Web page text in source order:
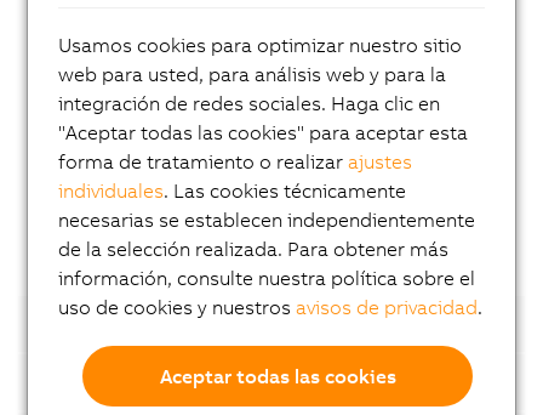
funcionamiento
Ventaja:Detección fiable, incluso con colores de
impresión de bajo contraste Ahorro de costes
gracias a la reducción de materiales y residuos
Posible gracias a:Integración completa de la
cámara en el sistema de control
Seguimiento del producto
Máquina etiquetadora
Usamos cookies para optimizar nuestro sitio
web para usted, para análisis web y para la
integración de redes sociales. Haga clic en
"Aceptar todas las cookies" para aceptar esta
forma de tratamiento o realizarajustes
individuales. Las cookies técnicamente
necesarias se establecen independientemente
de la selección realizada. Para obtener más
información, consulte nuestra política sobre el
uso de cookies y nuestrosavisos de privacidad.
Aceptar todas las cookies